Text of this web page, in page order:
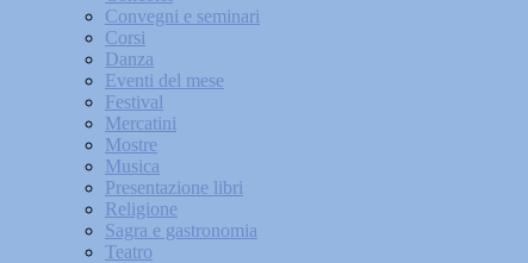
Convegni e seminari
Corsi
Danza
Eventi del mese
Festival
Mercatini
Mostre
Musica
Presentazione libri
Religione
Sagra e gastronomia
Teatro